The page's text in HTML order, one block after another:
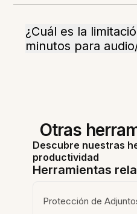
¿Cuál es la
minutos para
Otras
Descubre nuestras
productividad
Herramientas
Protección de